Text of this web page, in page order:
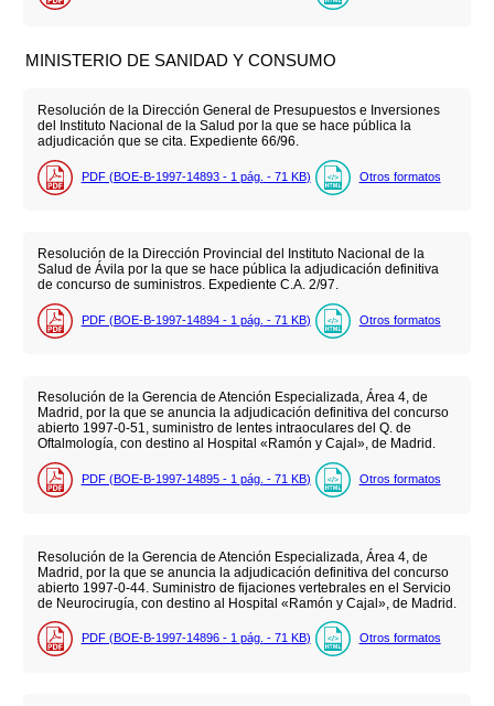
MINISTERIO DE SANIDAD Y CONSUMO
Resolución de la Dirección General de Presupuestos e Inversiones
del Instituto Nacional de la Salud por la que se hace pública la
adjudicación que se cita. Expediente 66/96.
PDF (BOE-B-1997-14893 - 1 pág. - 71 KB) Otros formatos
Resolución de la Dirección Provincial del Instituto Nacional de la
Salud de Ávila por la que se hace pública la adjudicación definitiva
de concurso de suministros. Expediente C.A. 2/97.
PDF (BOE-B-1997-14894 - 1 pág. - 71 KB) Otros formatos
Resolución de la Gerencia de Atención Especializada, Área 4, de
Madrid, por la que se anuncia la adjudicación definitiva del concurso
abierto 1997-0-51, suministro de lentes intraoculares del Q. de
Oftalmología, con destino al Hospital «Ramón y Cajal», de Madrid.
PDF (BOE-B-1997-14895 - 1 pág. - 71 KB) Otros formatos
Resolución de la Gerencia de Atención Especializada, Área 4, de
Madrid, por la que se anuncia la adjudicación definitiva del concurso
abierto 1997-0-44. Suministro de fijaciones vertebrales en el Servicio
de Neurocirugía, con destino al Hospital «Ramón y Cajal», de Madrid.
PDF (BOE-B-1997-14896 - 1 pág. - 71 KB) Otros formatos